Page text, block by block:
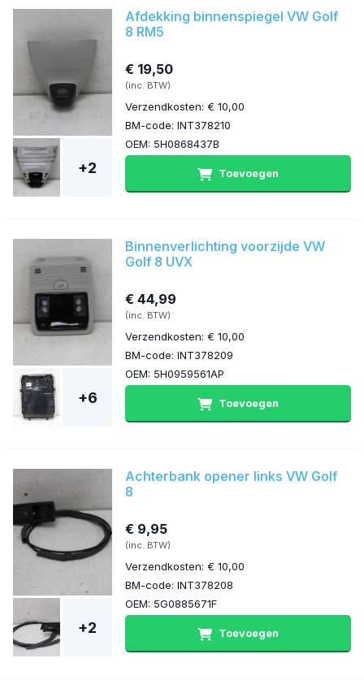
+2
Afdekking binnenspiegel VW Golf
8 RM5
€ 19,50
(inc. BTW)
Verzendkosten: € 10,00
BM-code: INT378210
OEM: 5H0868437B
Toevoegen
+6
Binnenverlichting voorzijde VW
Golf 8 UVX
€ 44,99
(inc. BTW)
Verzendkosten: € 10,00
BM-code: INT378209
OEM: 5H0959561AP
Toevoegen
+2
Achterbank opener links VW Golf
8
€ 9,95
(inc. BTW)
Verzendkosten: € 10,00
BM-code: INT378208
OEM: 5G0885671F
Toevoegen